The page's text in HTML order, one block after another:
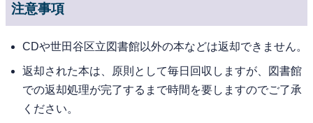
注意事項
CDや世田谷区立図書館以外の本などは返却できません。
返却された本は、原則として毎日回収しますが、図書館
での返却処理が完了するまで時間を要しますのでご了承
ください。